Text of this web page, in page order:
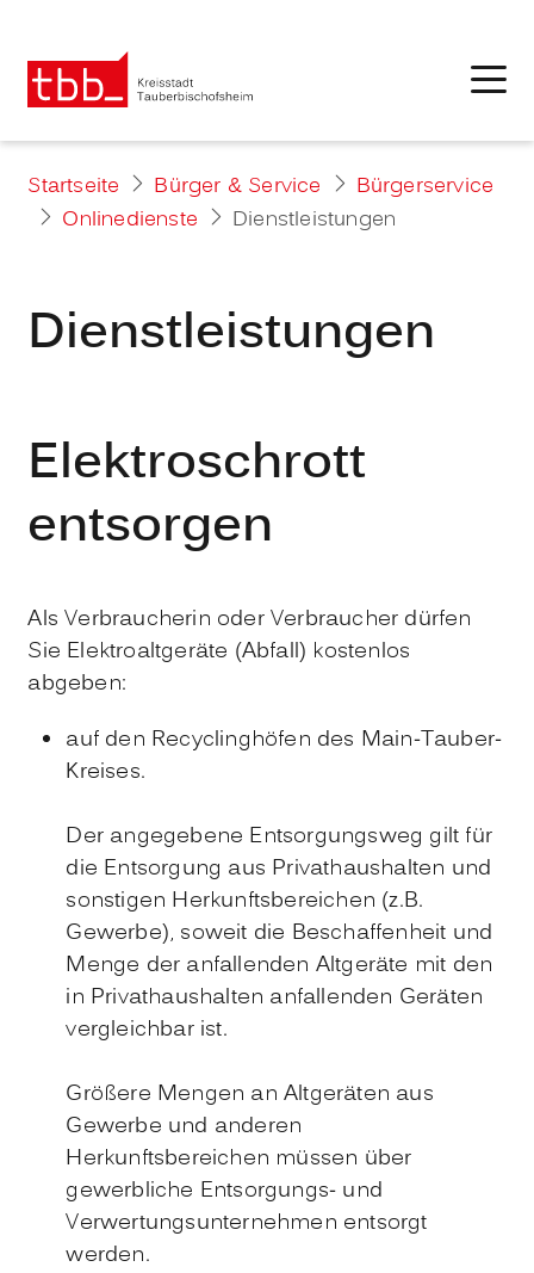
Startseite Bürger & Service
Bürgerservice
Onlinedienste
Dienstleistungen
Dienstleistungen
Elektroschrott
entsorgen
Als Verbraucherin oder Verbraucher dürfen
Sie Elektroaltgeräte (Abfall) kostenlos
abgeben:
auf den Recyclinghöfen des Main-Tauber-
Kreises.
Der angegebene Entsorgungsweg gilt für
die Entsorgung aus Privathaushalten und
sonstigen Herkunftsbereichen (z.B.
Gewerbe), soweit die Beschaffenheit und
Menge der anfallenden Altgeräte mit den
in Privathaushalten anfallenden Geräten
vergleichbar ist.
Größere Mengen an Altgeräten aus
Gewerbe und anderen
Herkunftsbereichen müssen über
gewerbliche Entsorgungs- und
Verwertungsunternehmen entsorgt
werden.